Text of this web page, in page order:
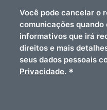
Você pode cancelar o
comunicações quando
informativos que irá
direitos e mais
seus dados pessoais
Privacidade. *